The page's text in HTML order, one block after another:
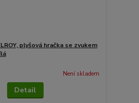
plyšová hračka se zvukem
Není skladem
Detail